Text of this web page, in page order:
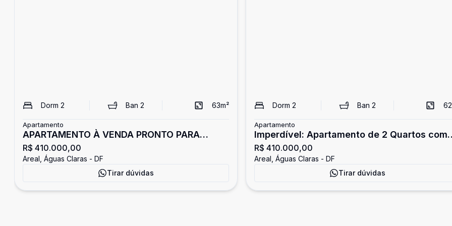
Dorm 2 Ban2 63m²
Apartamento
APARTAMENTO À VENDA PRONTO PARA
MORAR! VISTA LIVRE E UM DOS MELHORES
CUSTOS-BENEFÍCIO DA REGIÃO. NÃO PERCA
ESSA OPORTUNIDADE!
R$ 410.000,00
Areal, Águas Claras - DF
Tirar dúvidas
Dorm 2 Ban 2 62
Apartamento
Imperdível: Apartamento de 2 Quartos com
Suíte - Nascente
R$ 410.000,00
Areal, Águas Claras - DF
Tirar dúvidas